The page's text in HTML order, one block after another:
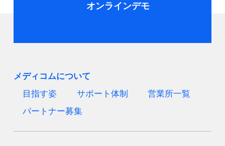
オンラインデモ
メディコムについて
目指す姿
サポート体制
営業所一覧
パートナー募集